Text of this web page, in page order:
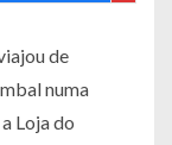
de
numa
Loja do